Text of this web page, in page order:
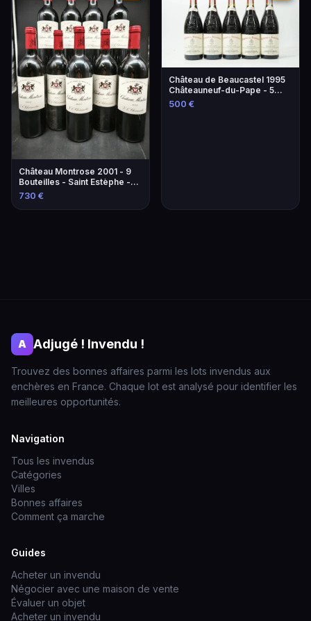
Château Montrose 2001 - 9
Bouteilles - Saint Estèphe -
2ème Grand Cru Classé
730 €
Château de Beaucastel 1995
Châteauneuf-du-Pape - 5
Bouteilles
500 €
A Adjugé ! Invendu !
Trouvez des bonnes affaires parmi les lots invendus aux
enchères en France. Chaque lot est analysé pour identifier les
meilleures opportunités.
Navigation
Tous les invendus
Catégories
Villes
Bonnes affaires
Comment ça marche
Guides
Acheter un invendu
Négocier avec une maison de vente
Évaluer un objet
Acheter un invendu